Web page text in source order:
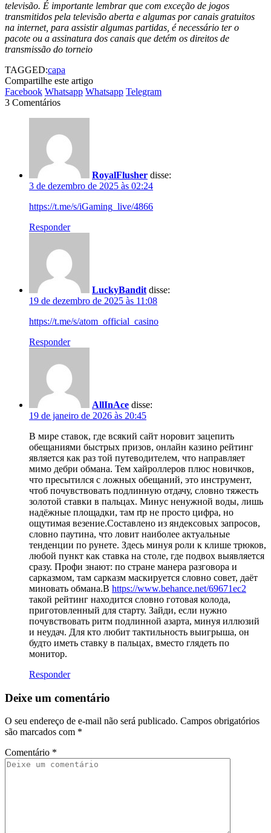
televisão. É importante lembrar que com exceção de jogos
transmitidos pela televisão aberta e algumas por canais gratuitos
na internet, para assistir algumas partidas, é necessário ter o
pacote ou a assinatura dos canais que detém os direitos de
transmissão do torneio
TAGGED:capa
Compartilhe este artigo
Facebook Whatsapp Whatsapp Telegram
3 Comentários
RoyalFlusher disse:
3 de dezembro de 2025 às 02:24
https://t.me/s/iGaming_live/4866
Responder
LuckyBandit disse:
19 de dezembro de 2025 às 11:08
https://t.me/s/atom_official_casino
Responder
AllInAce disse:
19 de janeiro de 2026 às 20:45
В мире ставок, где всякий сайт норовит зацепить
обещаниями быстрых призов, онлайн казино рейтинг
является как раз той путеводителем, что направляет
мимо дебри обмана. Тем хайроллеров плюс новичков,
что пресытился с ложных обещаний, это инструмент,
чтоб почувствовать подлинную отдачу, словно тяжесть
золотой ставки в пальцах. Минус ненужной воды, лишь
надёжные площадки, там rtp не просто цифра, но
ощутимая везение.Составлено из яндексовых запросов,
словно паутина, что ловит наиболее актуальные
тенденции по рунете. Здесь минуя роли к клише трюков,
любой пункт как ставка на столе, где подвох выявляется
сразу. Профи знают: по стране манера разговора и
сарказмом, там сарказм маскируется словно совет, даёт
миновать обмана.В https://www.behance.net/69671ec2
такой рейтинг находится словно готовая колода,
приготовленный для старту. Зайди, если нужно
почувствовать ритм подлинной азарта, минуя иллюзий
и неудач. Для кто любит тактильность выигрыша, он
будто иметь ставку в пальцах, вместо глядеть по
монитор.
Responder
Deixe um comentário
O seu endereço de e-mail não será publicado. Campos obrigatórios
são marcados com *
Comentário *